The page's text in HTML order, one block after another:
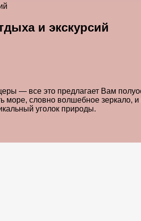
и экскурсий
— все это предлагает Вам
море, словно волшебное
уголок природы.